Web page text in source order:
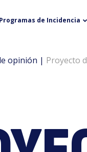
Programas de Incidencia
opinión | Proyecto